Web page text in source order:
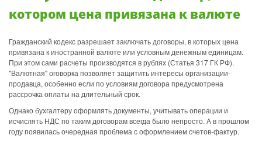
котором цена привязана к валюте
Гражданский кодекс разрешает заключать договоры, в которых цена
привязана к иностранной валюте или условным денежным единицам.
При этом сами расчеты производятся в рублях (Статья 317 ГК РФ).
"Валютная" оговорка позволяет защитить интересы организации-
продавца, особенно если по условиям договора предусмотрена
рассрочка оплаты на длительный срок.
Однако бухгалтеру оформлять документы, учитывать операции и
исчислять НДС по таким договорам всегда было непросто. А в прошлом
году появилась очередная проблема с оформлением счетов-фактур.